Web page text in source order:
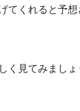
くれると予想
く見てみましょ